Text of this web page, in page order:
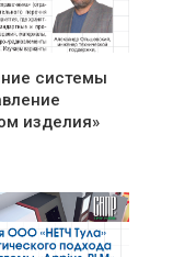
системы
изделия»